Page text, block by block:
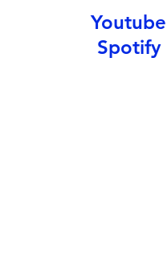
Youtube
Spotify